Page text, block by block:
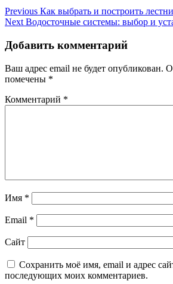
Post
navigation
Previous Как выбрать и построить
Next Водосточные системы: выбор и
Добавить комментарий
Ваш адрес email не будет опубликован.
помечены *
Комментарий *
Имя *
Email *
Сайт
Сохранить моё имя, email и адрес
последующих моих комментариев.